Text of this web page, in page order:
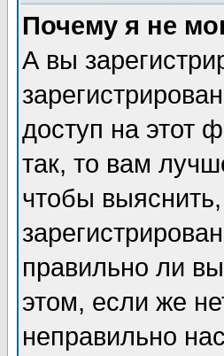
Почему я не
А вы
доступ на этот
так, то вам
чтобы
правильно ли
этом, если же
неправильно